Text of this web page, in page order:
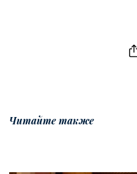
Читайте также